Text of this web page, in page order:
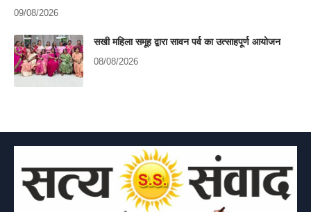
09/08/2026
सखी महिला समूह द्वारा सावन पर्व का उत्साहपूर्ण आयोजन
08/08/2026